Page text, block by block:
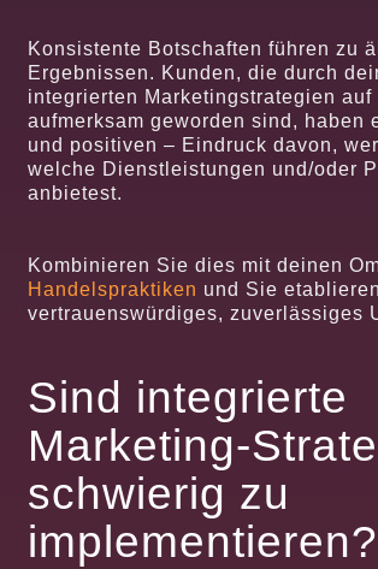
Konsistente Botschaften führen zu
Ergebnissen. Kunden, die durch
integrierten Marketingstrategien auf
aufmerksam geworden sind, haben
und positiven – Eindruck davon,
welche Dienstleistungen und/oder
anbietest.
Kombinieren Sie dies mit deinen
Handelspraktiken und Sie
vertrauenswürdiges, zuverlässiges
Sind integrierte
Marketing-
schwierig zu
implementieren?